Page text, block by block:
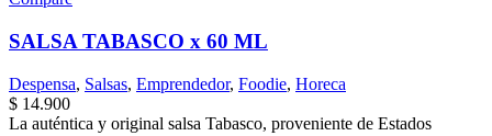
SALSA TABASCO x 60 ML
Despensa, Salsas, Emprendedor, Foodie, Horeca
$ 14.900
La auténtica y original salsa Tabasco, proveniente de Estados